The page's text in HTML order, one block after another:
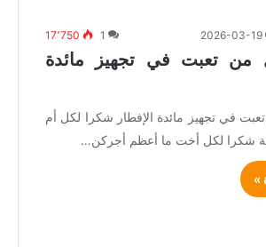
2026-03-19
1 17٬750
من تعبت في تجهيز مائدة
في تجهيز مائدة الإفطار شكرا لكل أم
شكرا لكل أخت ما أعظم أجركن…
»